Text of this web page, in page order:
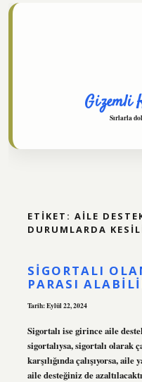
Gizemli
Sırlarla
ETIKET: AILE
DURUMLARDA
SIGORTALI
PARASI
Tarih: Eylül 22, 2024
Sigortalı ise girince aile
sigortalıysa, sigortalı olarak
karşılığında çalışıyorsa, aile
aile desteğiniz de